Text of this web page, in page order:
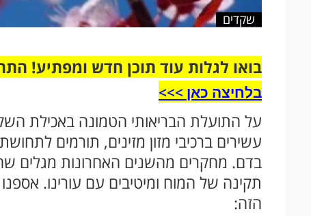
שקדים
בואו לגלות עוד תוכן חדש ומפתיע!
בלחיצה כאן >>>​
על התועלת הבריאותי הטמונה באכילת
עשירים ברכיבי מזון מזינים, תורמים
בדם. מחקרים מהשנים האחרונות מגלים
תקינה של המוח ומיטיבים עם עורינו.
הזה: